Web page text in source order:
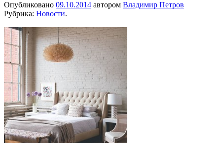
Опубликовано 09.10.2014 автором Владимир Петров
Рубрика: Новости.